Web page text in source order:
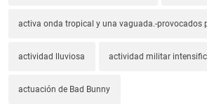
activa onda tropical y una vaguada.-provocados
actividad lluviosa actividad militar
actuación de Bad Bunny